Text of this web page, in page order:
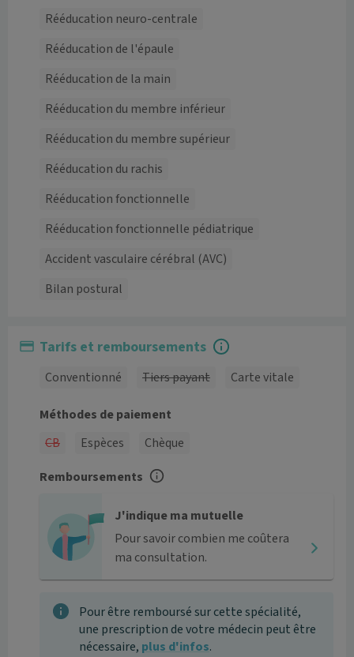
Rééducation neuro-centrale
Rééducation de l'épaule
Rééducation de la main
Rééducation du membre inférieur
Rééducation du membre supérieur
Rééducation du rachis
Rééducation fonctionnelle
Rééducation fonctionnelle pédiatrique
Accident vasculaire cérébral (AVC)
Bilan postural
Tarifs et remboursements
Conventionné Tiers payant Carte vitale
Méthodes de paiement
CB
Espèces
Chèque
Remboursements
J'indique ma mutuelle
Pour savoir combien me coûtera
ma consultation.
Pour être remboursé sur cette spécialité,
une prescription de votre médecin peut être
nécessaire, plus d'infos.